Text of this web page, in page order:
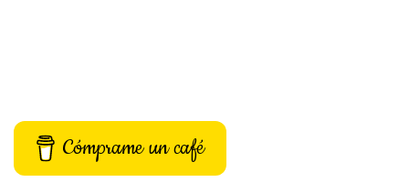
Cómprame un café